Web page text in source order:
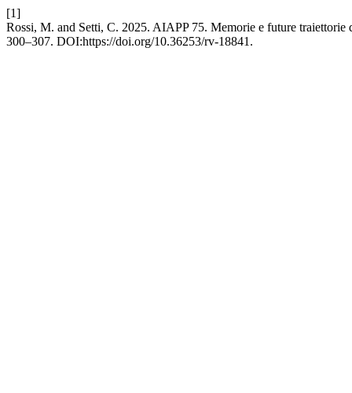
[1]
Rossi, M. and Setti, C. 2025. AIAPP 75. Memorie e future traiettorie
300–307. DOI:https://doi.org/10.36253/rv-18841.